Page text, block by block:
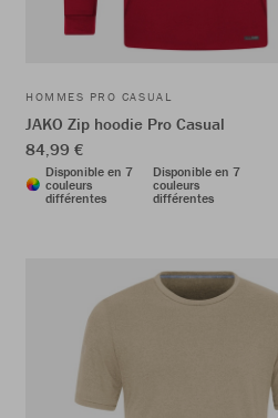
HOMMES PRO CASUAL
JAKO Zip hoodie Pro Casual
84,99 €
Disponible en 7
couleurs
différentes
Disponible en 7
couleurs
différentes